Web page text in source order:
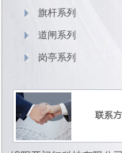
旗杆系列
道闸系列
岗亭系列